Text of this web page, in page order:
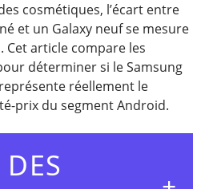
cosmétiques, l’écart entre
et un Galaxy neuf se mesure
Cet article compare les
déterminer si le Samsung
réellement le
prix du segment Android.